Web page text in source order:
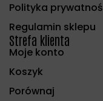
Polityka
Regulamin sklepu
Strefa klienta
Moje konto
Koszyk
Porównaj